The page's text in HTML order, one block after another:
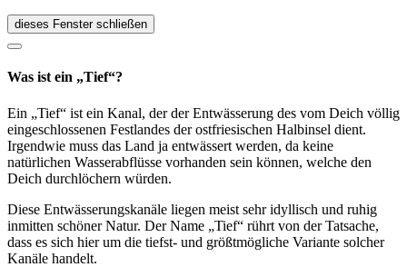
dieses Fenster schließen
Was ist ein „Tief“?
Ein „Tief“ ist ein Kanal, der der Entwässerung des vom Deich völlig
eingeschlossenen Festlandes der ostfriesischen Halbinsel dient.
Irgendwie muss das Land ja entwässert werden, da keine
natürlichen Wasserabflüsse vorhanden sein können, welche den
Deich durchlöchern würden.
Diese Entwässerungskanäle liegen meist sehr idyllisch und ruhig
inmitten schöner Natur. Der Name „Tief“ rührt von der Tatsache,
dass es sich hier um die tiefst- und größtmögliche Variante solcher
Kanäle handelt.